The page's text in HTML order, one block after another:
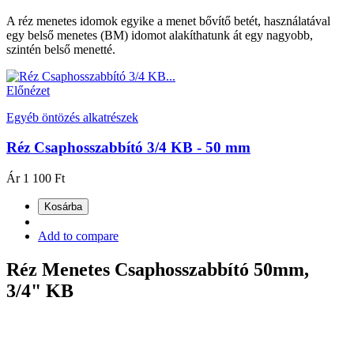
A réz menetes idomok egyike a menet bővítő betét, használatával
egy belső menetes (BM) idomot alakíthatunk át egy nagyobb,
szintén belső menetté.
Előnézet
Egyéb öntözés alkatrészek
Réz Csaphosszabbító 3/4 KB - 50 mm
Ár 1 100 Ft
Kosárba
Add to compare
Réz Menetes Csaphosszabbító 50mm,
3/4" KB